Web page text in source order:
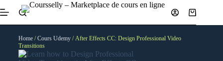
Home/Cours Udemy/ After Effects CC: Design Professional Video
Transitions